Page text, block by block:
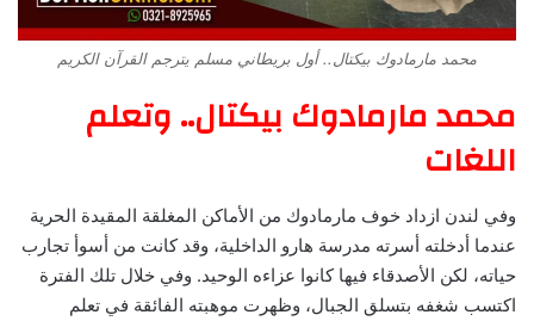
محمد مارمادوك بيكتال.. أول بريطاني مسلم يترجم القرآن الكريم
محمد مارمادوك بيكتال.. وتعلم
اللغات
وفي لندن ازداد خوف مارمادوك من الأماكن المغلقة المقيدة الحرية
عندما أدخلته أسرته مدرسة هارو الداخلية، وقد كانت من أسوأ تجارب
حياته، لكن الأصدقاء فيها كانوا عزاءه الوحيد. وفي خلال تلك الفترة
اكتسب شغفه بتسلق الجبال، وظهرت موهبته الفائقة في تعلم